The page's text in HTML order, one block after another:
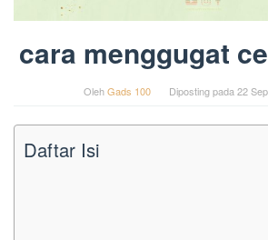
cara menggugat
OlehGads 100 Diposting pada 22
Daftar Isi